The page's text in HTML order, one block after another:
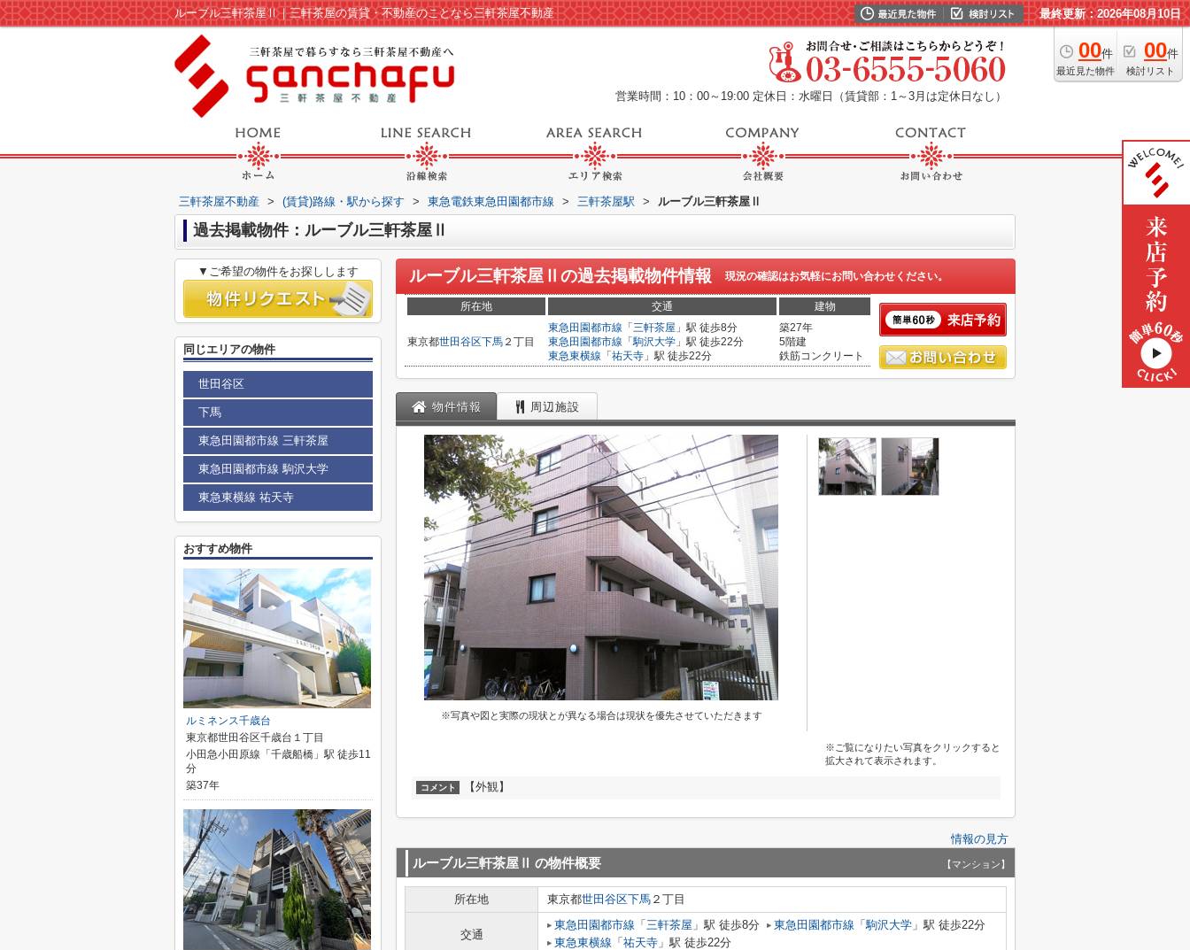
ルーブル三軒茶屋Ⅱ｜三軒茶屋の賃貸・不動産のことなら三軒茶屋不動産 最終更新：2026年08月10日
00件
最近見た物件
00件
検討リスト
営業時間：10：00～19:00 定休日：水曜日（賃貸部：1～3月は定休日なし）
三軒茶屋不動産 > (賃貸)路線・駅から探す > 東急電鉄東急田園都市線 > 三軒茶屋駅 > ルーブル三軒茶屋Ⅱ
過去掲載物件：ルーブル三軒茶屋Ⅱ
ルーブル三軒茶屋Ⅱ の過去掲載物件情報 現況の確認はお気軽にお問い合わせください。
所在地 交通 建物
東京都世田谷区下馬 ２丁目
東急田園都市線 「 三軒茶屋 」駅 徒歩8分
東急田園都市線 「駒沢大学 」駅 徒歩22分
東急東横線 「 祐天寺 」駅 徒歩22分
築27年
5階建
鉄筋コンクリート
物件情報 周辺施設
※写真や図と実際の現状とが異なる場合は現状を優先させていただきます
※ご覧になりたい写真をクリックすると
拡大されて表示されます。
コメント 【外観】
情報の見方
ルーブル三軒茶屋Ⅱ の物件概要 【マンション】
所在地 東京都世田谷区下馬 ２丁目
交通
東急田園都市線 「 三軒茶屋 」駅 徒歩8分 東急田園都市線 「駒沢大学 」駅 徒歩22分
東急東横線 「 祐天寺 」駅 徒歩22分
▼ご希望の物件をお探しします
同じエリアの物件
世田谷区
下馬
東急田園都市線 三軒茶屋
東急田園都市線 駒沢大学
東急東横線 祐天寺
おすすめ物件
ルミネンス千歳台
東京都世田谷区千歳台１丁目
小田急小田原線「千歳船橋」駅 徒歩11
分
築37年